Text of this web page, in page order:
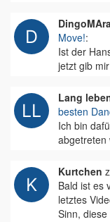
Move!:
Ist der
jetzt gib
Lang
besten
Ich bin
abgetreten
Kurtchen
Bald ist es
letztes
Sinn,